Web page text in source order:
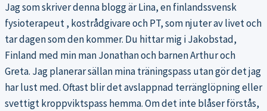
Jag som skriver denna blogg är Lina, en finlandssvensk
fysioterapeut , kostrådgivare och PT, som njuter av livet och
tar dagen som den kommer. Du hittar mig i Jakobstad,
Finland med min man Jonathan och barnen Arthur och
Greta. Jag planerar sällan mina träningspass utan gör det jag
har lust med. Oftast blir det avslappnad terränglöpning eller
svettigt kroppviktspass hemma. Om det inte blåser förstås,